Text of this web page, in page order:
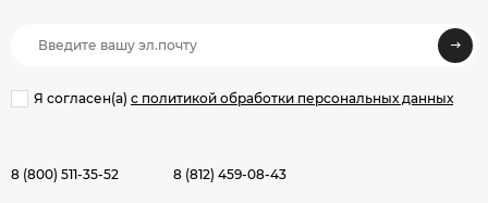
Я согласен(a) с политикой обработки персональных данных
8 (800) 511-35-52 8 (812) 459-08-43